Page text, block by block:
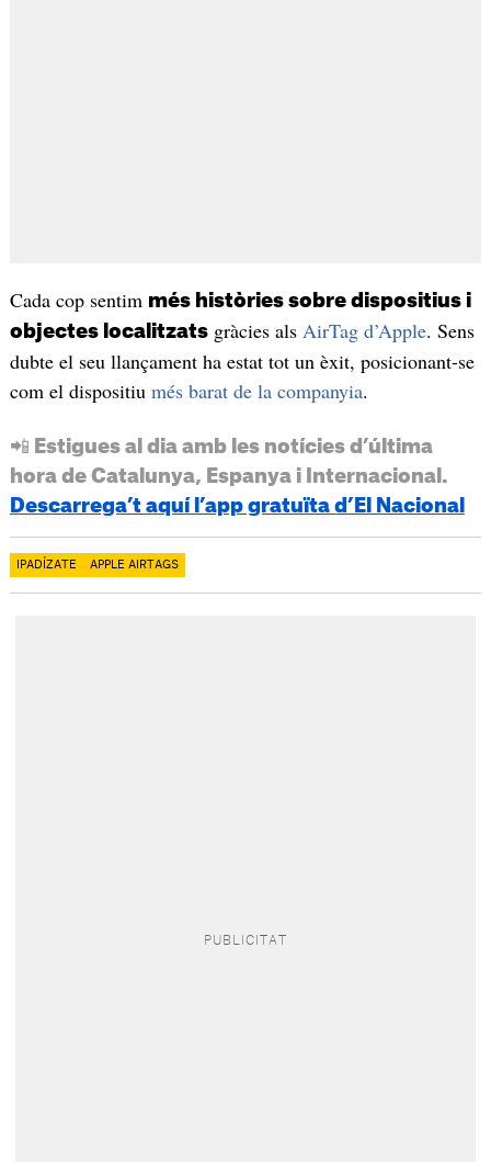
Cada cop sentim més històries sobre dispositius i
objectes localitzatsgràcies als AirTag d’Apple. Sens
dubte el seu llançament ha estat tot un èxit, posicionant-se
com el dispositiu més barat de la companyia.
📲 Estigues al dia amb les notícies d’última
hora de Catalunya, Espanya i Internacional.
Descarrega’t aquí l’app gratuïta d’El Nacional
IPADÍZATE APPLE AIRTAGS